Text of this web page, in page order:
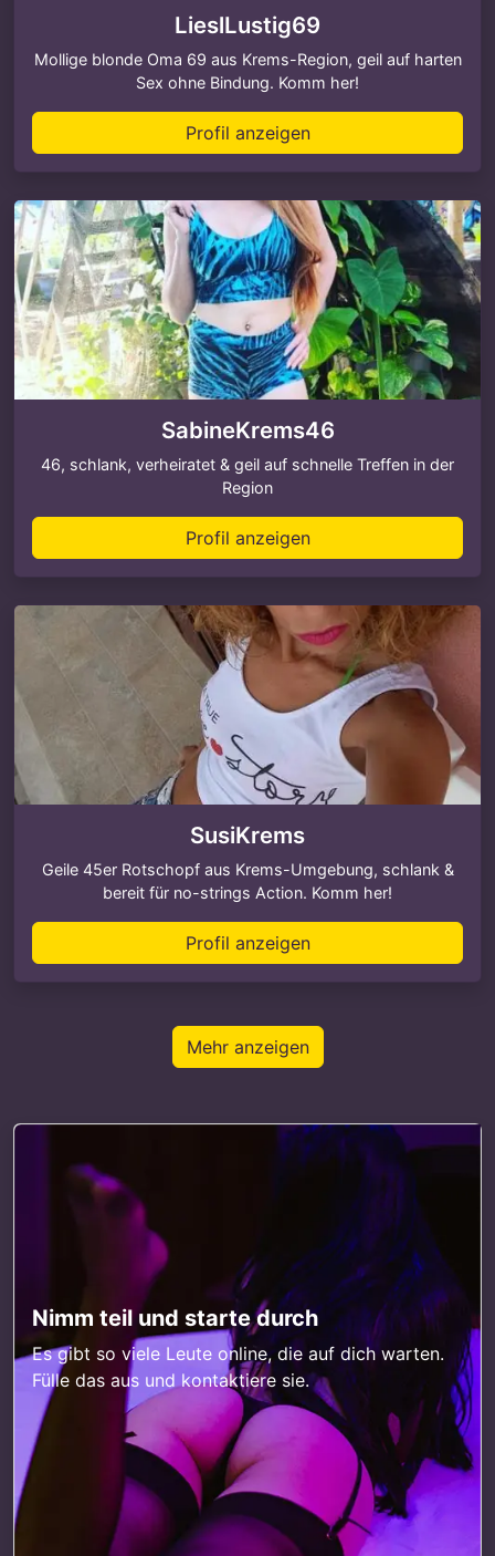
LieslLustig69
Mollige blonde Oma 69 aus Krems-Region, geil auf harten
Sex ohne Bindung. Komm her!
Profil anzeigen
SabineKrems46
46, schlank, verheiratet & geil auf schnelle Treffen in der
Region
Profil anzeigen
SusiKrems
Geile 45er Rotschopf aus Krems-Umgebung, schlank &
bereit für no-strings Action. Komm her!
Profil anzeigen
Mehr anzeigen
Nimm teil und starte durch
Es gibt so viele Leute online, die auf dich warten.
Fülle das aus und kontaktiere sie.